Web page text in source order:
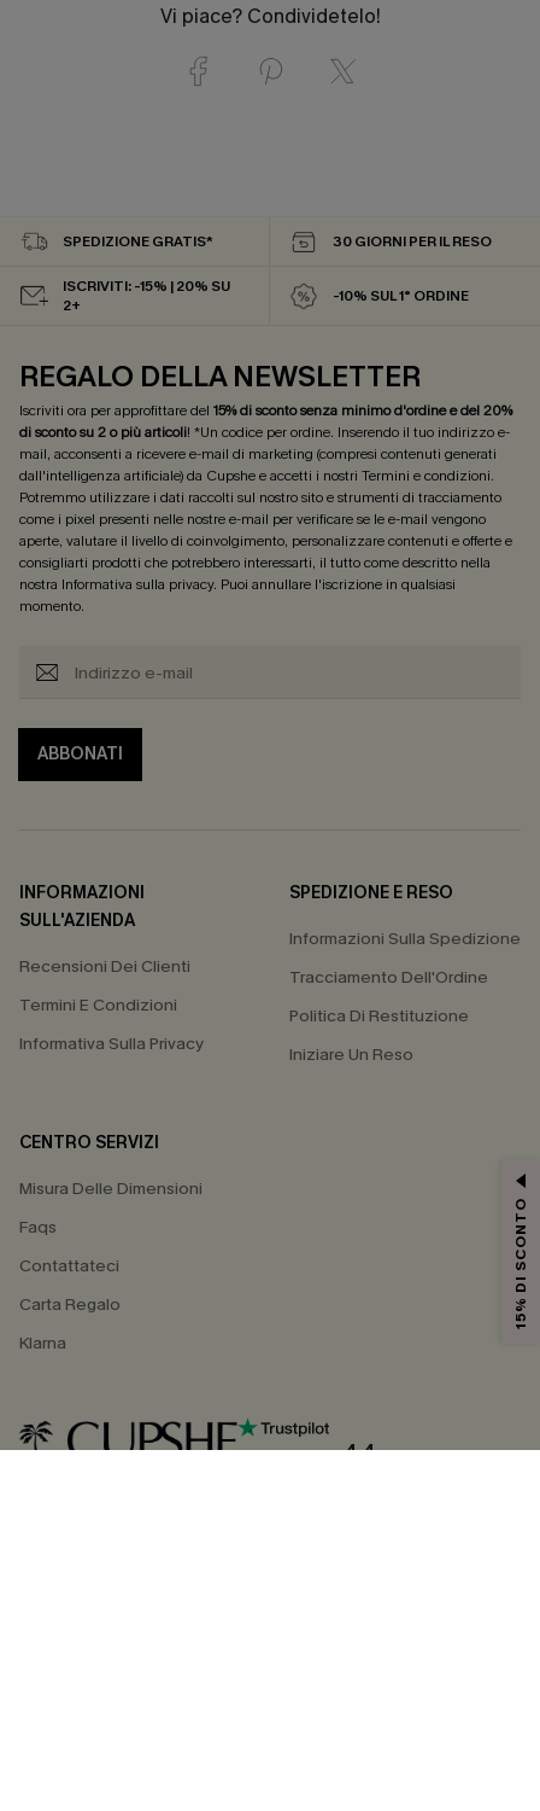
Vi piace? Condividetelo!
SPEDIZIONE GRATIS* 30 GIORNI PER IL RESO
ISCRIVITI: -15% | 20% SU
2+
-10% SUL 1° ORDINE
REGALO DELLA NEWSLETTER
Iscriviti ora per approfittare del 15% di sconto senza minimo d'ordine e del 20%
di sconto su 2 o più articoli! *Un codice per ordine. Inserendo il tuo indirizzo e-
mail, acconsenti a ricevere e-mail di marketing (compresi contenuti generati
dall'intelligenza artificiale) da Cupshe e accetti i nostri Termini e condizioni.
Potremmo utilizzare i dati raccolti sul nostro sito e strumenti di tracciamento
come i pixel presenti nelle nostre e-mail per verificare se le e-mail vengono
aperte, valutare il livello di coinvolgimento, personalizzare contenuti e offerte e
consigliarti prodotti che potrebbero interessarti, il tutto come descritto nella
nostra Informativa sulla privacy. Puoi annullare l'iscrizione in qualsiasi
momento.
ABBONATI
INFORMAZIONI
SULL'AZIENDA
Recensioni Dei Clienti
Termini E Condizioni
Informativa Sulla Privacy
SPEDIZIONE E RESO
Informazioni Sulla Spedizione
Tracciamento Dell'Ordine
Politica Di Restituzione
Iniziare Un Reso
CENTRO SERVIZI
Misura Delle Dimensioni
Faqs
Contattateci
Carta Regalo
Klarna
4.4
15% DI SCONTO